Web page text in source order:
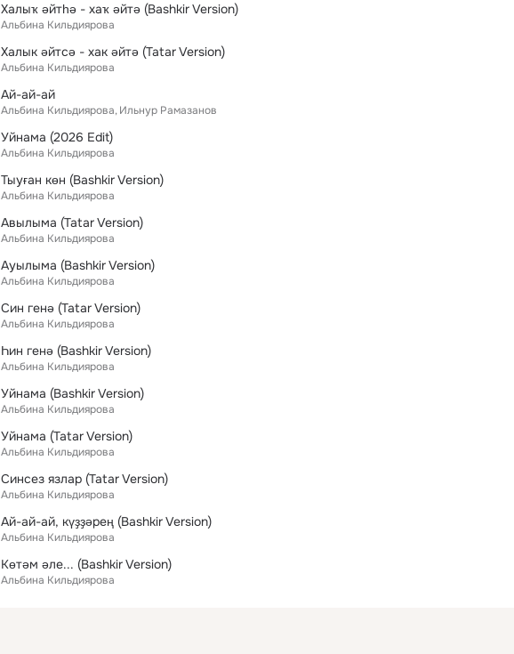
Халыҡ әйтһә - хаҡ әйтә (Bashkir Version)
Альбина Кильдиярова
Халык әйтсә - хак әйтә (Tatar Version)
Альбина Кильдиярова
Ай-ай-ай
Альбина Кильдиярова Ильнур Рамазанов
Уйнама (2026 Edit)
Альбина Кильдиярова
Тыуған көн (Bashkir Version)
Альбина Кильдиярова
Авылыма (Tatar Version)
Альбина Кильдиярова
Ауылыма (Bashkir Version)
Альбина Кильдиярова
Син генә (Tatar Version)
Альбина Кильдиярова
Һин генә (Bashkir Version)
Альбина Кильдиярова
Уйнама (Bashkir Version)
Альбина Кильдиярова
Уйнама (Tatar Version)
Альбина Кильдиярова
Синсез язлар (Tatar Version)
Альбина Кильдиярова
Ай-ай-ай, күҙҙәрең (Bashkir Version)
Альбина Кильдиярова
Көтәм әле... (Bashkir Version)
Альбина Кильдиярова